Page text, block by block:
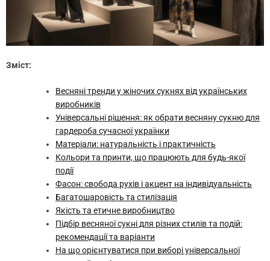
Зміст:
Весняні тренди у жіночих сукнях від українських
виробників
Універсальні рішення: як обрати весняну сукню для
гардероба сучасної українки
Матеріали: натуральність і практичність
Кольори та принти, що працюють для будь-якої
події
Фасон: свобода рухів і акцент на індивідуальність
Багатошаровість та стилізація
Якість та етичне виробництво
Підбір весняної сукні для різних стилів та подій:
рекомендації та варіанти
На що орієнтуватися при виборі універсальної